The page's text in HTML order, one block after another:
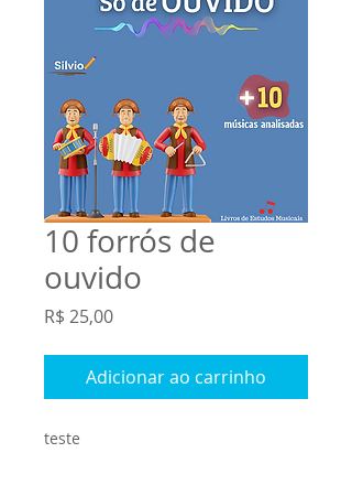
10 forrós de
ouvido
R$ 25,00Preço
Adicionar ao carrinho
teste